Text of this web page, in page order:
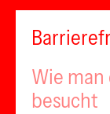
Wie
besucht